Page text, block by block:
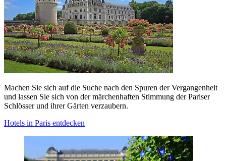
Machen Sie sich auf die Suche nach den Spuren der Vergangenheit
und lassen Sie sich von der märchenhaften Stimmung der Pariser
Schlösser und ihrer Gärten verzaubern.
Hotels in Paris entdecken